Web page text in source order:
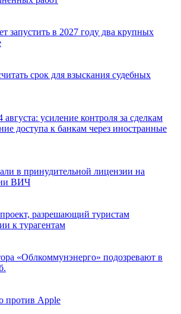
запустить в 2027 году два крупных
срок для взыскания судебных
усиление контроля за сделкам
доступа к банкам через иностранные
в принудительной лицензии на
ВИЧ
разрешающий туристам
к турагентам
«Облкоммунэнерго» подозревают в
против Apple